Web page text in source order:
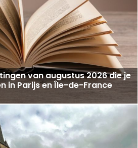
van augustus 2026 die je
in Parijs en Île-de-France